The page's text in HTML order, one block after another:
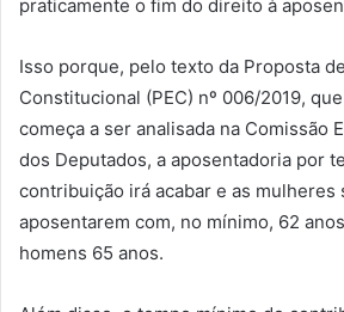
praticamente o fim do direito à
Isso porque, pelo texto da Proposta
Constitucional (PEC) nº 006/2019,
começa a ser analisada na Comissão
dos Deputados, a aposentadoria por
contribuição irá acabar e as mulheres
aposentarem com, no mínimo, 62
homens 65 anos.